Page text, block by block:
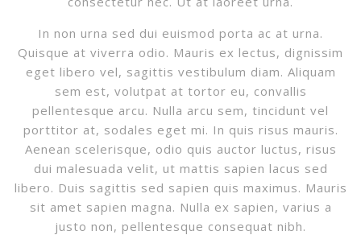
In non urna sed dui euismod porta ac at urna.
Quisque at viverra odio. Mauris ex lectus, dignissim
eget libero vel, sagittis vestibulum diam. Aliquam
sem est, volutpat at tortor eu, convallis
pellentesque arcu. Nulla arcu sem, tincidunt vel
porttitor at, sodales eget mi. In quis risus mauris.
Aenean scelerisque, odio quis auctor luctus, risus
dui malesuada velit, ut mattis sapien lacus sed
libero. Duis sagittis sed sapien quis maximus. Mauris
sit amet sapien magna. Nulla ex sapien, varius a
justo non, pellentesque consequat nibh.